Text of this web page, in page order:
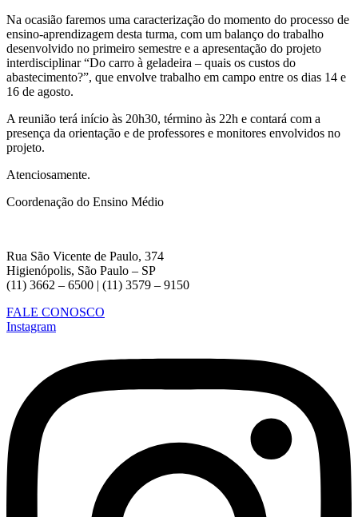
Na ocasião faremos uma caracterização do momento do processo de
ensino-aprendizagem desta turma, com um balanço do trabalho
desenvolvido no primeiro semestre e a apresentação do projeto
interdisciplinar “Do carro à geladeira – quais os custos do
abastecimento?”, que envolve trabalho em campo entre os dias 14 e
16 de agosto.
A reunião terá início às 20h30, término às 22h e contará com a
presença da orientação e de professores e monitores envolvidos no
projeto.
Atenciosamente.
Coordenação do Ensino Médio
Rua São Vicente de Paulo, 374
Higienópolis, São Paulo – SP
(11) 3662 – 6500 | (11) 3579 – 9150
FALE CONOSCO
Instagram